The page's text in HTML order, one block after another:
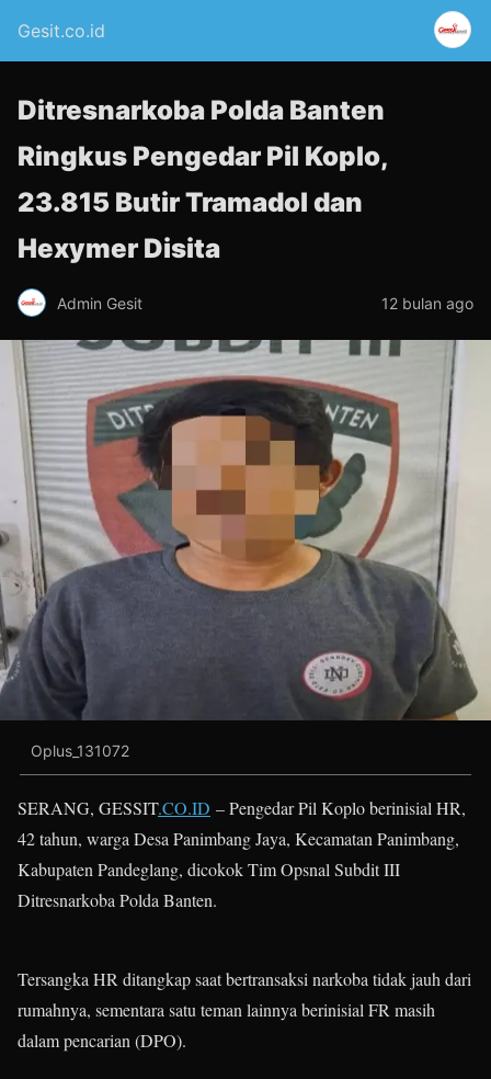
Gesit.co.id
Ditresnarkoba Polda Banten
Ringkus Pengedar Pil Koplo,
23.815 Butir Tramadol dan
Hexymer Disita
Admin Gesit 12 bulan ago
Oplus_131072
SERANG, GESSIT.CO.ID – Pengedar Pil Koplo berinisial HR,
42 tahun, warga Desa Panimbang Jaya, Kecamatan Panimbang,
Kabupaten Pandeglang, dicokok Tim Opsnal Subdit III
Ditresnarkoba Polda Banten.
Tersangka HR ditangkap saat bertransaksi narkoba tidak jauh dari
rumahnya, sementara satu teman lainnya berinisial FR masih
dalam pencarian (DPO).